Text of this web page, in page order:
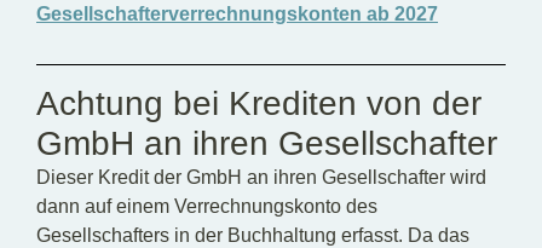
Gesellschafterverrechnungskonten ab 2027
Achtung bei Krediten von der
GmbH an ihren Gesellschafter
Dieser Kredit der GmbH an ihren Gesellschafter wird
dann auf einem Verrechnungskonto des
Gesellschafters in der Buchhaltung erfasst. Da das